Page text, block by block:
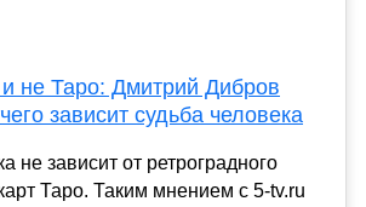
не Таро: Дмитрий Дибров
зависит судьба человека
не зависит от ретроградного
Таро. Таким мнением с 5-tv.ru